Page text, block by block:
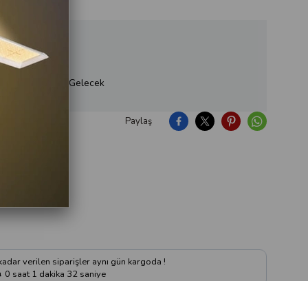
Yakında Gelecek
Paylaş
verilen siparişler aynı gün kargoda !
0 saat 1 dakika 31 saniye